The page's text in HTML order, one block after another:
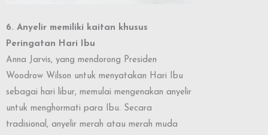
6. Anyelir memiliki kaitan khusus
Peringatan Hari Ibu
Anna Jarvis, yang mendorong Presiden
Woodrow Wilson untuk menyatakan Hari Ibu
sebagai hari libur, memulai mengenakan anyelir
untuk menghormati para Ibu. Secara
tradisional, anyelir merah atau merah muda